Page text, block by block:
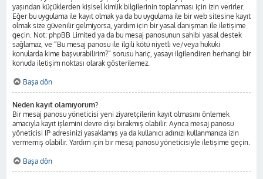
yaşından küçüklerden kişisel kimlik bilgilerinin toplanması için izin verirler.
Eğer bu uygulama ile kayıt olmak ya da bu uygulama ile bir web sitesine kayıt
olmak size güvenilir gelmiyorsa, yardım için bir yasal danışman ile iletişime
geçin. Not: phpBB Limited ya da bu mesaj panosunun sahibi yasal destek
sağlamaz, ve “Bu mesaj panosu ile ilgili kötü niyetli ve/veya hukuki
konularda kime başvurabilirim?” sorusu hariç, yasayı ilgilendiren herhangi bir
konuda iletişim noktası olarak gösterilemez.
Başa dön
Neden kayıt olamıyorum?
Bir mesaj panosu yöneticisi yeni ziyaretçilerin kayıt olmasını önlemek
amacıyla kayıt işlemini devre dışı bırakmış olabilir. Ayrıca mesaj panosu
yöneticisi IP adresinizi yasaklamış ya da kullanıcı adınızı kullanmanıza izin
vermemiş olabilir. Yardım için bir mesaj panosu yöneticisiyle iletişime geçin.
Başa dön